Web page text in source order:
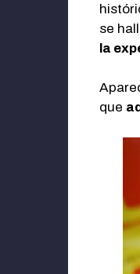
se
la
que